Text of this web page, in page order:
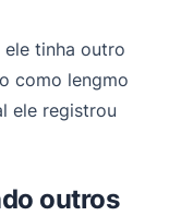
tinha outro
como lengmo
ele registrou
outros